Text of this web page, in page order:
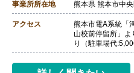
【賞与】年2回（
【通勤手当】あ
【昇給】年1回（
【退職金】あり※
事業所所在地 熊本県 熊本市中
アクセス
熊本市電A系統「
山校前停留所」
り（駐車場代